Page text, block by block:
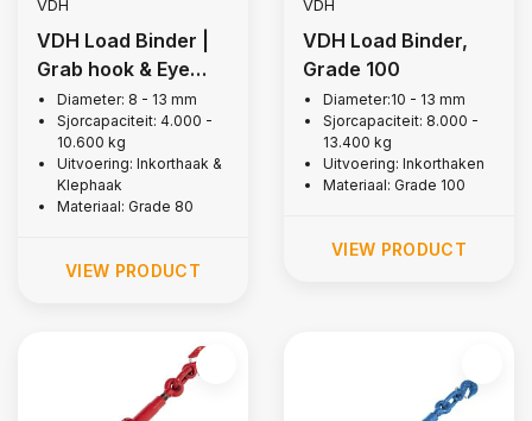
VDH
VDH Load Binder |
Grab hook & Eye
hook, Grade 80
Diameter: 8 - 13 mm
Sjorcapaciteit: 4.000 -
10.600 kg
Uitvoering: Inkorthaak &
Klephaak
Materiaal: Grade 80
VIEW PRODUCT
VDH
VDH Load Binder,
Grade 100
Diameter:10 - 13 mm
Sjorcapaciteit: 8.000 -
13.400 kg
Uitvoering: Inkorthaken
Materiaal: Grade 100
VIEW PRODUCT